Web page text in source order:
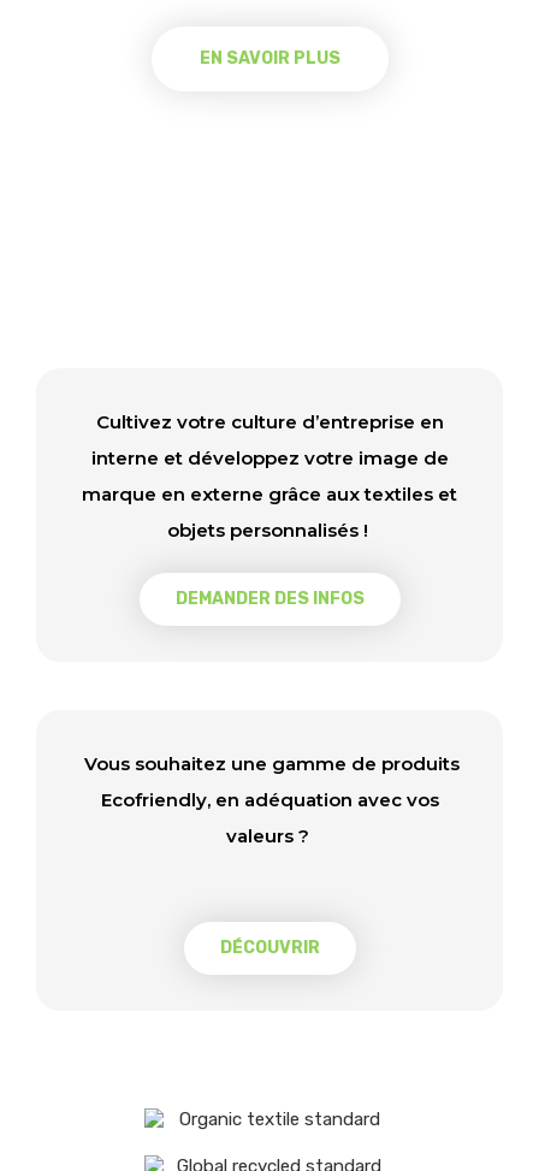
EN SAVOIR PLUS
Cultivez votre culture d’entreprise en
interne et développez votre image de
marque en externe grâce aux textiles et
objets personnalisés !
DEMANDER DES INFOS
Vous souhaitez une gamme de produits
Ecofriendly, en adéquation avec vos
valeurs ?
DÉCOUVRIR